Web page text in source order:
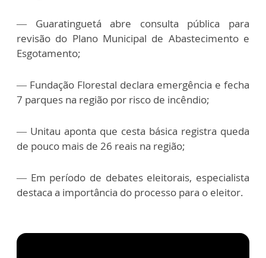
— Guaratinguetá abre consulta pública para
revisão do Plano Municipal de Abastecimento e
Esgotamento;
— Fundação Florestal declara emergência e fecha
7 parques na região por risco de incêndio;
— Unitau aponta que cesta básica registra queda
de pouco mais de 26 reais na região;
— Em período de debates eleitorais, especialista
destaca a importância do processo para o eleitor.